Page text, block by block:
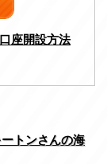
座開設方法
トンさんの海